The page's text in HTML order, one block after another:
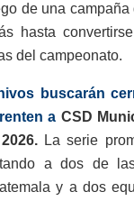
de una
hasta
del campeonato.
buscarán
a CSD
La serie
a dos de
y a dos